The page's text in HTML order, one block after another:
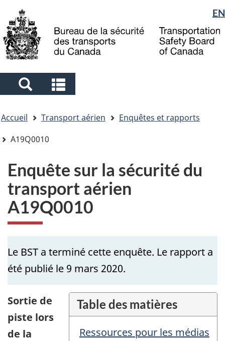
to
main
to
"About
government"
à
la
Sélection
de
la
langue
EN
Search
and
menus
and
menus
êtes
ici
Accueil Transport aérien
Enquêtes et rapports
A19Q0010
Enquête sur la sécurité du
transport aérien
A19Q0010
Le BST a terminé cette enquête. Le rapport a
été publié le 9 mars 2020.
Table des matières
Ressources pour les médias
Sortie de
piste lors
de la